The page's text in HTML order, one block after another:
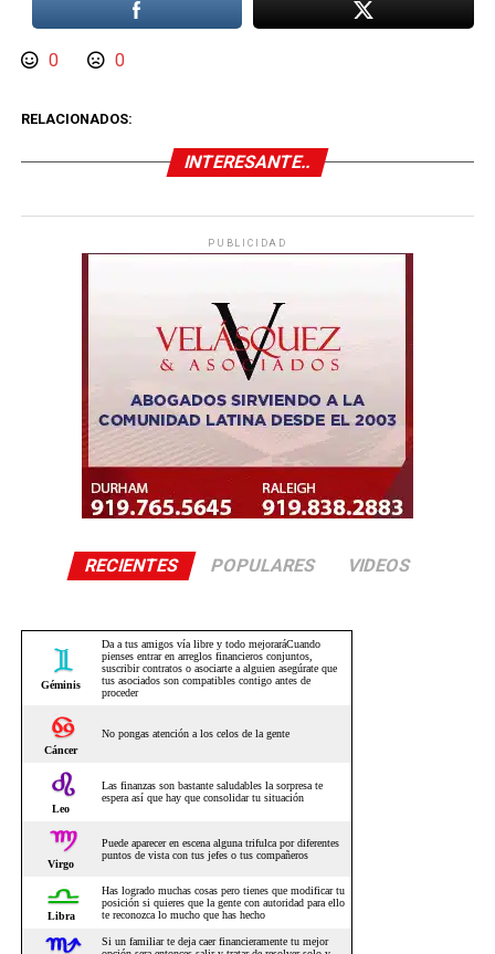
0 0
RELACIONADOS:
INTERESANTE..
PUBLICIDAD
RECIENTES POPULARES VIDEOS